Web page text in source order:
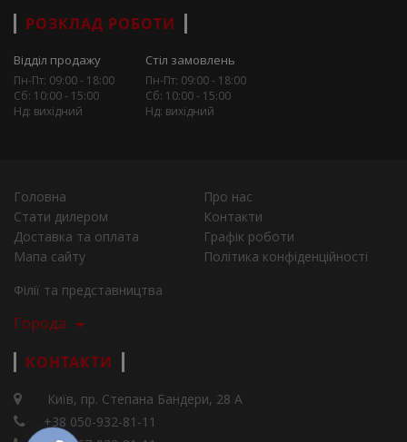
РОЗКЛАД РОБОТИ
Відділ продажу
Пн-Пт: 09:00 - 18:00
Сб: 10:00 - 15:00
Нд: вихідний
Стіл замовлень
Пн-Пт: 09:00 - 18:00
Сб: 10:00 - 15:00
Нд: вихідний
Головна
Про нас
Стати дилером
Контакти
Доставка та оплата
Графік роботи
Мапа сайту
Політика конфіденційності
Філії та представництва
Города
КОНТАКТИ
Київ, пр. Степана Бандери, 28 А
+38 050-932-81-11